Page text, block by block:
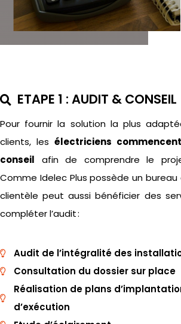
ETAPE 1 : AUDIT & CONSEIL
Pour fournir la solution la plus
clients, les électriciens
conseil afin de comprendre le
Comme IdelecPlus possède un bureau
clientèle peut aussi bénéficier des
compléter l’audit :
Audit de l’intégralité des
Consultation du dossier sur place
Réalisation de plans
d’exécution